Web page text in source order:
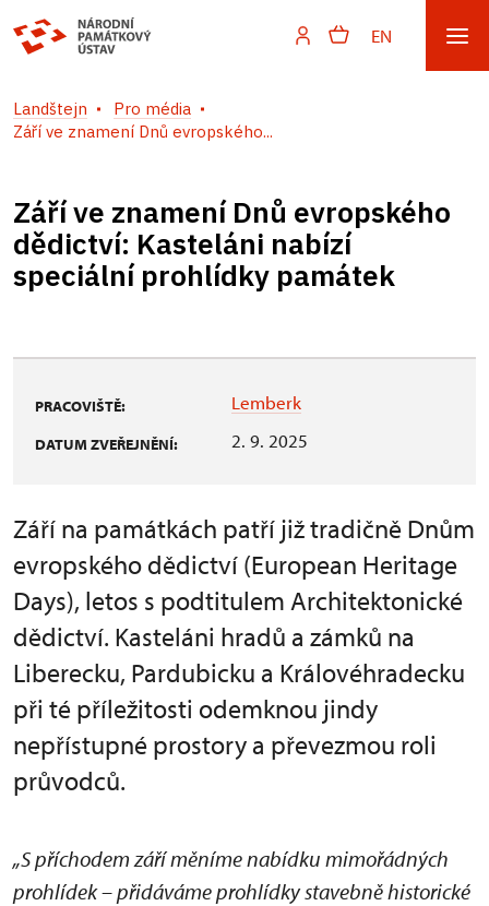
EN
Landštejn
Pro média
Září ve znamení Dnů evropského...
Září ve znamení Dnů evropského
dědictví: Kasteláni nabízí
speciální prohlídky památek
PRACOVIŠTĚ: Lemberk
DATUM ZVEŘEJNĚNÍ: 2. 9. 2025
Září na památkách patří již tradičně Dnům
evropského dědictví (European Heritage
Days), letos s podtitulem Architektonické
dědictví. Kasteláni hradů a zámků na
Liberecku, Pardubicku a Královéhradecku
při té příležitosti odemknou jindy
nepřístupné prostory a převezmou roli
průvodců.
„S příchodem září měníme nabídku mimořádných
prohlídek – přidáváme prohlídky stavebně historické